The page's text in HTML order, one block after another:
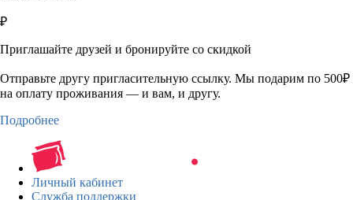
₽
Приглашайте друзей и бронируйте со скидкой
Отправьте другу пригласительную ссылку. Мы подарим по 500₽
на оплату проживания — и вам, и другу.
Подробнее
Личный кабинет
Служба поддержки